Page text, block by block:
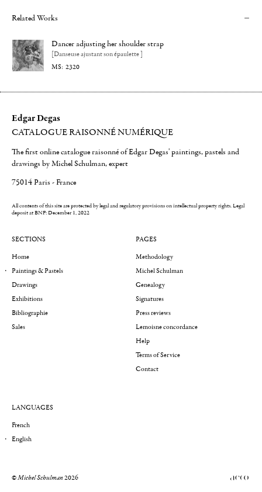
Related Works
Dancer adjusting her shoulder strap
[Danseuse ajustant son épaulette ]
2320
Edgar Degas
CATALOGUE RAISONNÉ NUMÉRIQUE
The first online catalogue raisonné of Edgar Degas' paintings, pastels and
drawings by Michel Schulman, expert
75014 Paris - France
All contents of this site are protected by legal and regulatory provisions on intellectual property rights.Legal
deposit at BNF: December 1, 2022
SECTIONS
Home
Paintings & Pastels
Drawings
Exhibitions
Bibliographie
Sales
PAGES
Methodology
Michel Schulman
Genealogy
Signatures
Press reviews
Lemoisne concordance
Help
Terms of Service
Contact
LANGUAGES
French
English
©Michel Schulman2026